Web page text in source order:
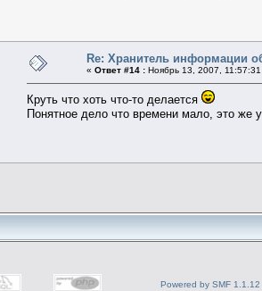
Re: Хранитель информации
« Ответ #14 : Ноябрь 13, 2007,
Круть что хоть что-то делается
Понятное дело что времени мало, это же
Powered by SMF 1.1.12